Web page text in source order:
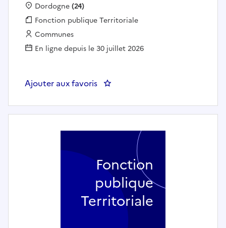
Localisation :
Dordogne(24)
Fonction publique :
Fonction publique Territoriale
Employeur :
Communes
En ligne depuis le 30 juillet 2026
Ajouter aux favoris : Agent d'entretien des espaces
Fonction
publique
Territoriale